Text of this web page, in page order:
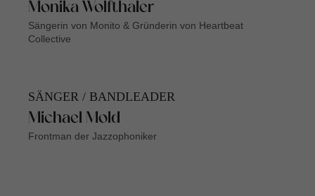
Monika Wolfthaler
Sängerin von Monito & Gründerin von Heartbeat
Collective
SÄNGER / BANDLEADER
Michael Mold
Frontman der Jazzophoniker